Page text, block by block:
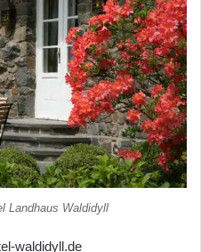
Landhaus Waldidyll
waldidyll.de